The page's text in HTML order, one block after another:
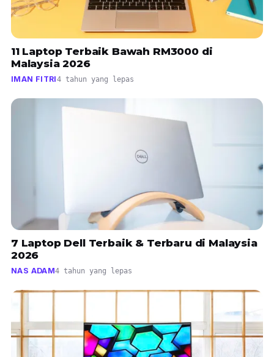
11 Laptop Terbaik Bawah RM3000 di
Malaysia 2026
IMAN FITRI4 tahun yang lepas
7 Laptop Dell Terbaik & Terbaru di Malaysia
2026
NAS ADAM4 tahun yang lepas